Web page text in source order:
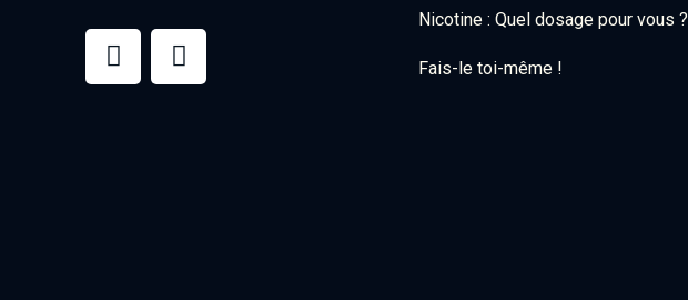
Nicotine : Quel dosage pour vous ?
Fais-le toi-même !